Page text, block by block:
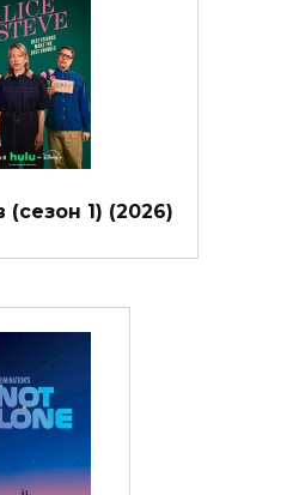
(сезон 1) (2026)